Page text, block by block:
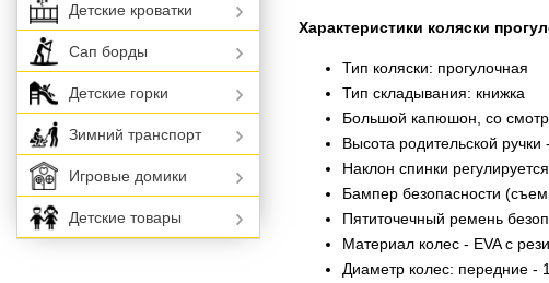
Характеристики коляски
Тип коляски: прогулочная
Тип складывания: книжка
Большой капюшон, со
Высота родительской ручки
Наклон спинки
Бампер безопасности
Пятиточечный ремень
Материал колес - EVA с
Диаметр колес: передние -
Детские кроватки
Сап борды
Детские горки
Зимний транспорт
Игровые домики
Детские товары